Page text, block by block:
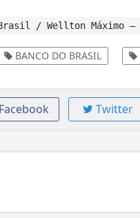
/ Wellton Máximo
BANCO DO BRASIL
Facebook Twitter